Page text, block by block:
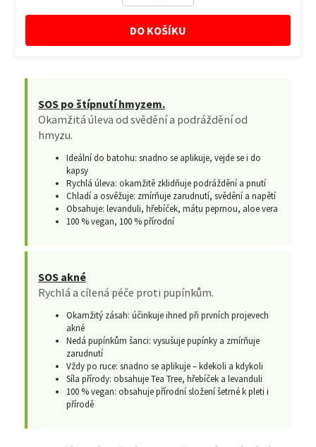
DO KOŠÍKU
SOS po štípnutí hmyzem.
Okamžitá úleva od svědění a podráždění od
hmyzu.
Ideální do batohu: snadno se aplikuje, vejde se i do
kapsy
Rychlá úleva: okamžitě zklidňuje podráždění a pnutí
Chladí a osvěžuje: zmírňuje zarudnutí, svědění a napětí
Obsahuje: levanduli, hřebíček, mátu peprnou, aloe vera
100 % vegan, 100 % přírodní
SOS akné
Rychlá a cílená péče proti pupínkům.
Okamžitý zásah: účinkuje ihned při prvních projevech
akné
Nedá pupínkům šanci: vysušuje pupínky a zmírňuje
zarudnutí
Vždy po ruce: snadno se aplikuje – kdekoli a kdykoli
Síla přírody: obsahuje Tea Tree, hřebíček a levanduli
100 % vegan: obsahuje přírodní složení šetrné k pleti i
přírodě